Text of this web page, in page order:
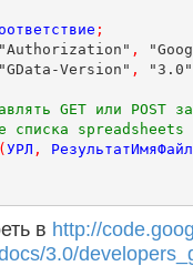
;
"Authorization" ,
"GData-Version" , "3.0"
GET или POST
списка spreadsheets
(УРЛ ,
в http://
3.0/